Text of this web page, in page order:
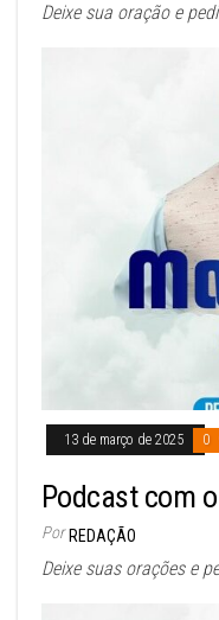
Deixe sua oração e
13 de março de 2025 0
Podcast com
Por REDAÇÃO
Deixe suas orações e